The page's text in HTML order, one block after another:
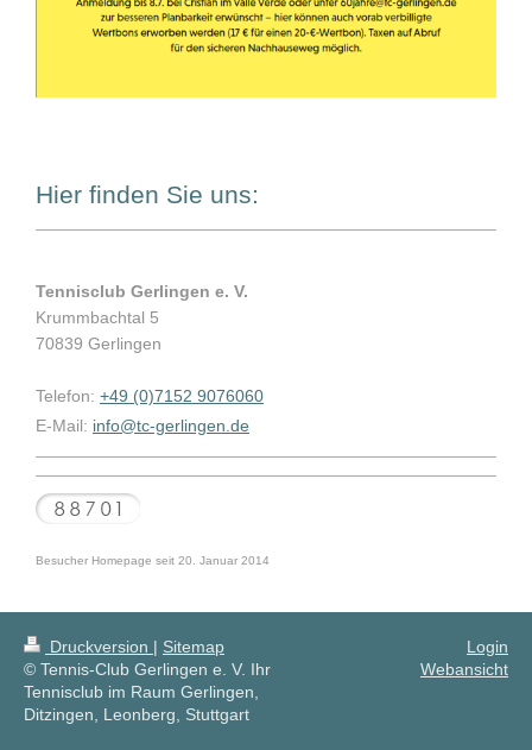
Hier finden Sie uns:
Tennisclub Gerlingen e. V.
Krummbachtal 5
70839 Gerlingen
Telefon: +49 (0)7152 9076060
E-Mail: info@tc-gerlingen.de
Besucher Homepage seit 20. Januar 2014
Druckversion | Sitemap
© Tennis-Club Gerlingen e. V. Ihr
Tennisclub im Raum Gerlingen,
Ditzingen, Leonberg, Stuttgart
Login
Webansicht